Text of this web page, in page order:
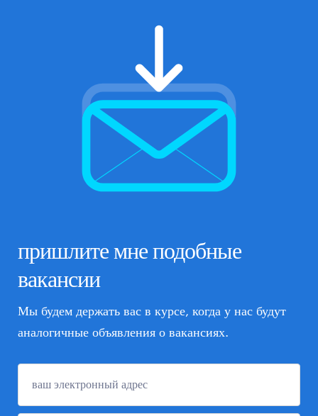
пришлите мне подобные
вакансии
Мы будем держать вас в курсе, когда у нас будут
аналогичные объявления о вакансиях.